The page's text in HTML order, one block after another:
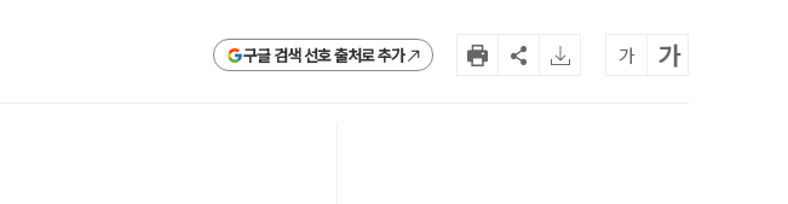
구글 검색 선호 출처로 추가 가 가